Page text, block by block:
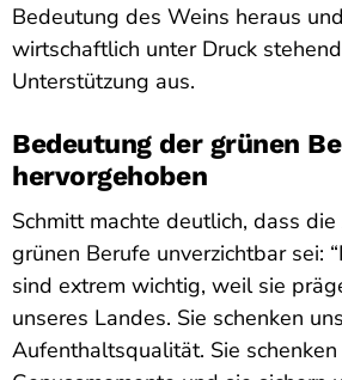
Bedeutung des Weins heraus
wirtschaftlich unter Druck
Unterstützung aus.
Bedeutung der grünen
hervorgehoben
Schmitt machte deutlich, dass
grünen Berufe unverzichtbar sei:
sind extrem wichtig, weil sie
unseres Landes. Sie schenken uns
Aufenthaltsqualität. Sie schenken